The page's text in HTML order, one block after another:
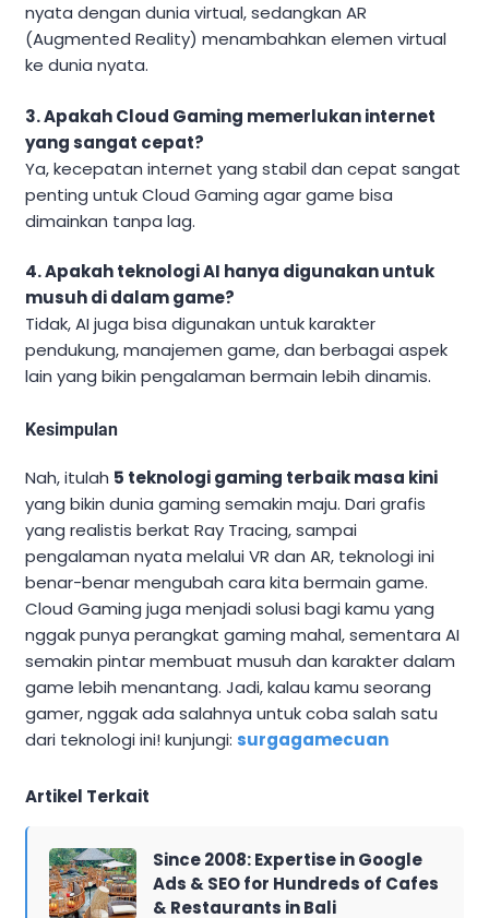
nyata dengan dunia virtual, sedangkan AR
(Augmented Reality) menambahkan elemen virtual
ke dunia nyata.
3. Apakah Cloud Gaming memerlukan internet
yang sangat cepat?
Ya, kecepatan internet yang stabil dan cepat sangat
penting untuk Cloud Gaming agar game bisa
dimainkan tanpa lag.
4. Apakah teknologi AI hanya digunakan untuk
musuh di dalam game?
Tidak, AI juga bisa digunakan untuk karakter
pendukung, manajemen game, dan berbagai aspek
lain yang bikin pengalaman bermain lebih dinamis.
Kesimpulan
Nah, itulah 5 teknologi gaming terbaik masa kini
yang bikin dunia gaming semakin maju. Dari grafis
yang realistis berkat Ray Tracing, sampai
pengalaman nyata melalui VR dan AR, teknologi ini
benar-benar mengubah cara kita bermain game.
Cloud Gaming juga menjadi solusi bagi kamu yang
nggak punya perangkat gaming mahal, sementara AI
semakin pintar membuat musuh dan karakter dalam
game lebih menantang. Jadi, kalau kamu seorang
gamer, nggak ada salahnya untuk coba salah satu
dari teknologi ini! kunjungi: surgagamecuan
Artikel Terkait
Since 2008: Expertise in Google
Ads & SEO for Hundreds of Cafes
& Restaurants in Bali